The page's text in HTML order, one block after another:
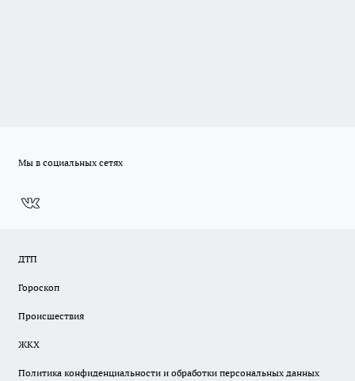
Мы в социальных сетях
ДТП
Гороскоп
Происшествия
ЖКХ
Политика конфиденциальности и обработки персональных данных